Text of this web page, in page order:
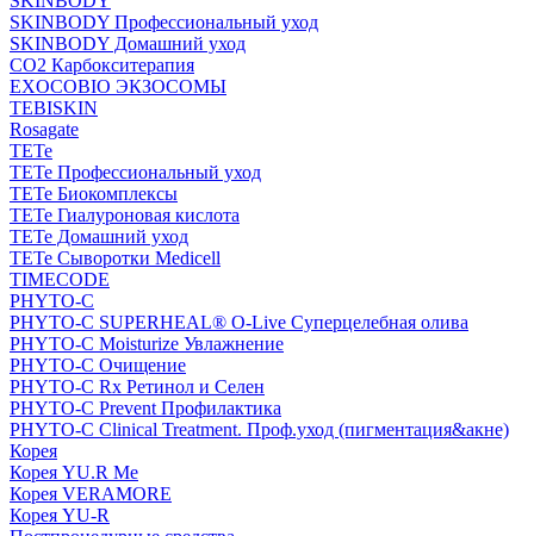
SKINBODY Профессиональный уход
SKINBODY Домашний уход
CO2 Карбокситерапия
EXOCOBIO ЭКЗОСОМЫ
TEBISKIN
Rosagate
TETe
TETe Профессиональный уход
TETe Биокомплексы
TETe Гиалуроновая кислота
TETe Домашний уход
TETe Сыворотки Medicell
TIMECODE
PHYTO-C
PHYTO-C SUPERHEAL® O-Live Суперцелебная олива
PHYTO-C Moisturize Увлажнение
PHYTO-C Очищение
PHYTO-C Rx Ретинол и Селен
PHYTO-C Prevent Профилактика
PHYTO-C Clinical Treatment. Проф.уход (пигментация&акне)
Корея
Корея YU.R Me
Корея VERAMORE
Корея YU-R